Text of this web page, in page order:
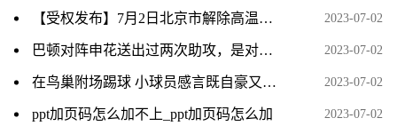
【受权发布】7月2日北京市解除高温黄色预警信号-世界今日报 2023-07-02
巴顿对阵申花送出过两次助攻，是对阵单一对手并列最多的_资讯 2023-07-02
在鸟巢附场踢球 小球员感言既自豪又兴奋 2023-07-02
ppt加页码怎么加不上_ppt加页码怎么加 2023-07-02